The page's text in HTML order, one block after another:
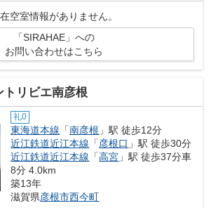
空室情報がありません。
「SIRAHAE」への
お問い合わせはこちら
トリビエ南彦根
礼0
東海道本線 「南彦根 」駅 徒歩12分
近江鉄道近江本線 「彦根口 」駅 徒歩30分
近江鉄道近江本線 「高宮 」駅 徒歩37分車
8分 4.0km
築13年
滋賀県彦根市西今町